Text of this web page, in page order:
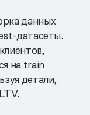
данных
датасеты.
на train
детали,